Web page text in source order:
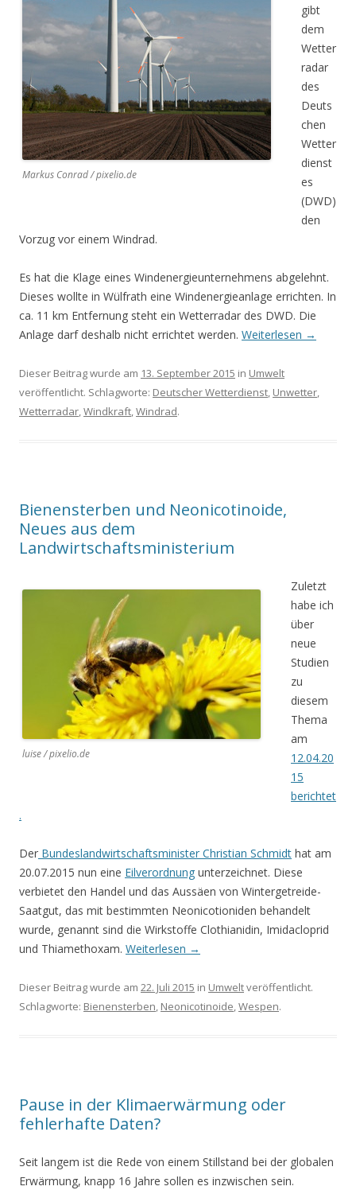
Markus Conrad / pixelio.de
gibt
dem
Wetter
radar
des
Deuts
chen
Wetter
dienst
es
(DWD)
den
Vorzug vor einem Windrad.
Es hat die Klage eines Windenergieunternehmens abgelehnt.
Dieses wollte in Wülfrath eine Windenergieanlage errichten. In
ca. 11 km Entfernung steht ein Wetterradar des DWD. Die
Anlage darf deshalb nicht errichtet werden. Weiterlesen →
Dieser Beitrag wurde am 13. September 2015 in Umwelt
veröffentlicht. Schlagworte: Deutscher Wetterdienst, Unwetter,
Wetterradar,Windkraft,Windrad.
Bienensterben und Neonicotinoide,
Neues aus dem
Landwirtschaftsministerium
luise / pixelio.de
Zuletzt
habe ich
über
neue
Studien
zu
diesem
Thema
am
12.04.20
15
berichtet
.
Der Bundeslandwirtschaftsminister Christian Schmidt hat am
20.07.2015 nun eine Eilverordnung unterzeichnet. Diese
verbietet den Handel und das Aussäen von Wintergetreide-
Saatgut, das mit bestimmten Neonicotioniden behandelt
wurde, genannt sind die Wirkstoffe Clothianidin, Imidacloprid
und Thiamethoxam. Weiterlesen →
Dieser Beitrag wurde am 22. Juli 2015 in Umweltveröffentlicht.
Schlagworte: Bienensterben, Neonicotinoide,Wespen.
Pause in der Klimaerwärmung oder
fehlerhafte Daten?
Seit langem ist die Rede von einem Stillstand bei der globalen
Erwärmung, knapp 16 Jahre sollen es inzwischen sein.